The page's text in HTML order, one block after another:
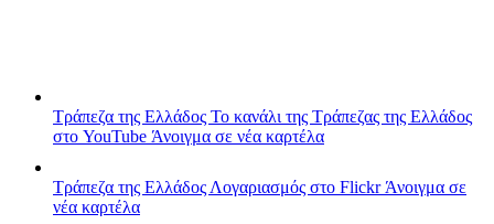
Τράπεζα της Ελλάδος Το κανάλι της Τράπεζας της Ελλάδος
στο YouTube Άνοιγμα σε νέα καρτέλα
Τράπεζα της Ελλάδος Λογαριασμός στο FlickrΆνοιγμα σε
νέα καρτέλα